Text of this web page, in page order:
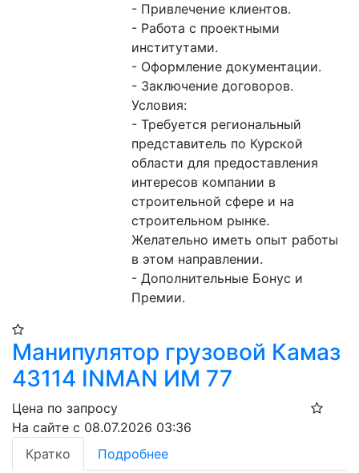
- Привлечение клиентов.
- Работа с проектными
институтами.
- Оформление документации.
- Заключение договоров.
Условия:
- Требуется региональный
представитель по Курской
области для предоставления
интересов компании в
строительной сфере и на
строительном рынке.
Желательно иметь опыт работы
в этом направлении.
- Дополнительные Бонус и
Премии.
Манипулятор грузовой Камаз
43114 INMAN ИМ 77
Цена по запросу
На сайте с 08.07.2026 03:36
Кратко
Подробнее